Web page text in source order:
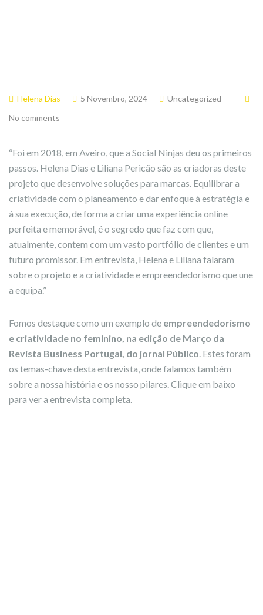
Helena Dias 5 Novembro, 2024
Uncategorized
No comments
“Foi em 2018, em Aveiro, que a Social Ninjas deu os primeiros
passos. Helena Dias e Liliana Pericão são as criadoras deste
projeto que desenvolve soluções para marcas. Equilibrar a
criatividade com o planeamento e dar enfoque à estratégia e
à sua execução, de forma a criar uma experiência online
perfeita e memorável, é o segredo que faz com que,
atualmente, contem com um vasto portfólio de clientes e um
futuro promissor. Em entrevista, Helena e Liliana falaram
sobre o projeto e a criatividade e empreendedorismo que une
a equipa.”
Fomos destaque como um exemplo de empreendedorismo
e criatividade no feminino, na edição de Março da
Revista Business Portugal, do jornal Público. Estes foram
os temas-chave desta entrevista, onde falamos também
sobre a nossa história e os nosso pilares. Clique em baixo
para ver a entrevista completa.